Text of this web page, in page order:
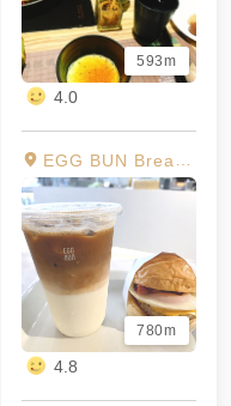
593m
4.0
EGG BUN Breakfast Sandwich 新莊
780m
4.8